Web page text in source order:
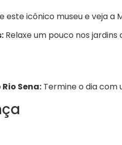
este icônico museu e veja a
Relaxe um pouco nos jardins
Sena: Termine o dia com